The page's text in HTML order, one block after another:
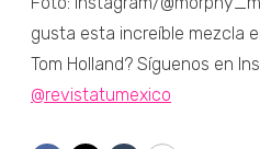
gusta esta increíble mezcla
Tom Holland? Síguenos en
@revistatumexico